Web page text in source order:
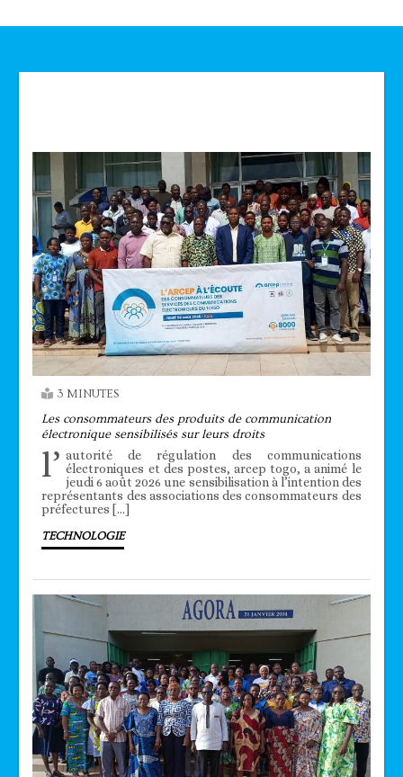
3 MINUTES
Les consommateurs des produits de communication
électronique sensibilisés sur leurs droits
l’ autorité de régulation des communications
électroniques et des postes, arcep togo, a animé le
jeudi 6 août 2026 une sensibilisation à l’intention des
représentants des associations des consommateurs des
préfectures […]
TECHNOLOGIE